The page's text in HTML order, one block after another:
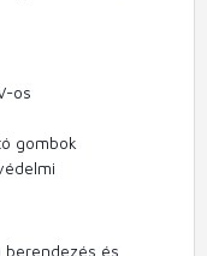
os
gombok
és